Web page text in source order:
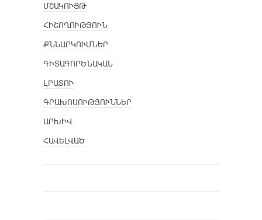
ՄՇԱԿՈՒՅԹ
ՀԻՇՈՂՈՒԹՅՈՒՆ
ՔՆՆԱՐԿՈՒՄՆԵՐ
ԳԻՏԱԳՈՐԾՆԱԿԱՆ
ԼՐԱՏՈՒ
ԳՐԱԽՈՍՈՒԹՅՈՒՆՆԵՐ
ԱՐԽԻՎ
ՀԱՎԵԼՎԱԾ